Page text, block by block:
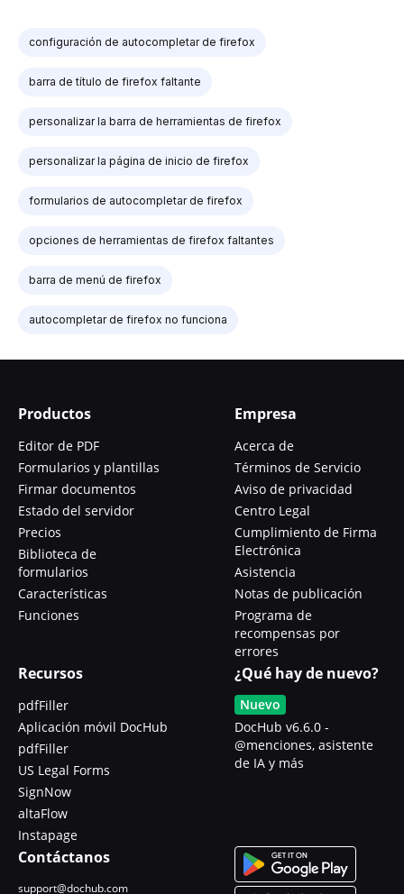
configuración de autocompletar de firefox
barra de título de firefox faltante
personalizar la barra de herramientas de firefox
personalizar la página de inicio de firefox
formularios de autocompletar de firefox
opciones de herramientas de firefox faltantes
barra de menú de firefox
autocompletar de firefox no funciona
Productos
Editor de PDF
Formularios y plantillas
Firmar documentos
Estado del servidor
Precios
Biblioteca de
formularios
Características
Funciones
Empresa
Acerca de
Términos de Servicio
Aviso de privacidad
Centro Legal
Cumplimiento de Firma
Electrónica
Asistencia
Notas de publicación
Programa de
recompensas por
errores
Recursos
pdfFiller
Aplicación móvil DocHub
pdfFiller
US Legal Forms
SignNow
altaFlow
Instapage
¿Qué hay de nuevo?
Nuevo
DocHub v6.6.0 -
@menciones, asistente
de IA y más
Contáctanos
support@dochub.com